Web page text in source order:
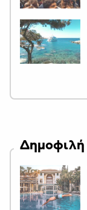
Δημοφιλή